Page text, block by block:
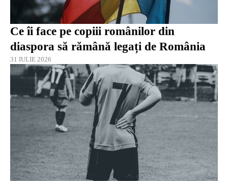
Ce îi face pe copiii românilor din
diaspora să rămână legați de România
31 IULIE 2026